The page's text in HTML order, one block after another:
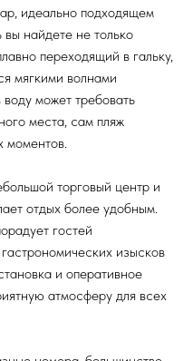
идеально подходящем
найдете не только
переходящий в гальку,
мягкими волнами
может требовать
места, сам пляж
моментов.
торговый центр и
отдых более удобным.
гостей
изысков
и оперативное
атмосферу для всех